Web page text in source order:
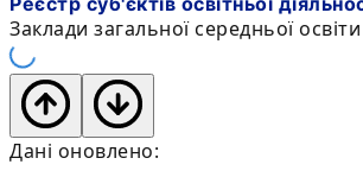
Заклади загальної середньої освіти
Дані оновлено: